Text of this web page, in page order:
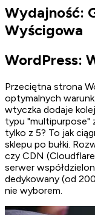
Wydajność:
Wyścigowa
WordPress:
Przeciętna strona
optymalnych
wtyczka dodaje
typu "multipurpose"
tylko z 5? To jak
sklepu po bułki.
czy CDN
serwer
dedykowany (od
nie wyborem.